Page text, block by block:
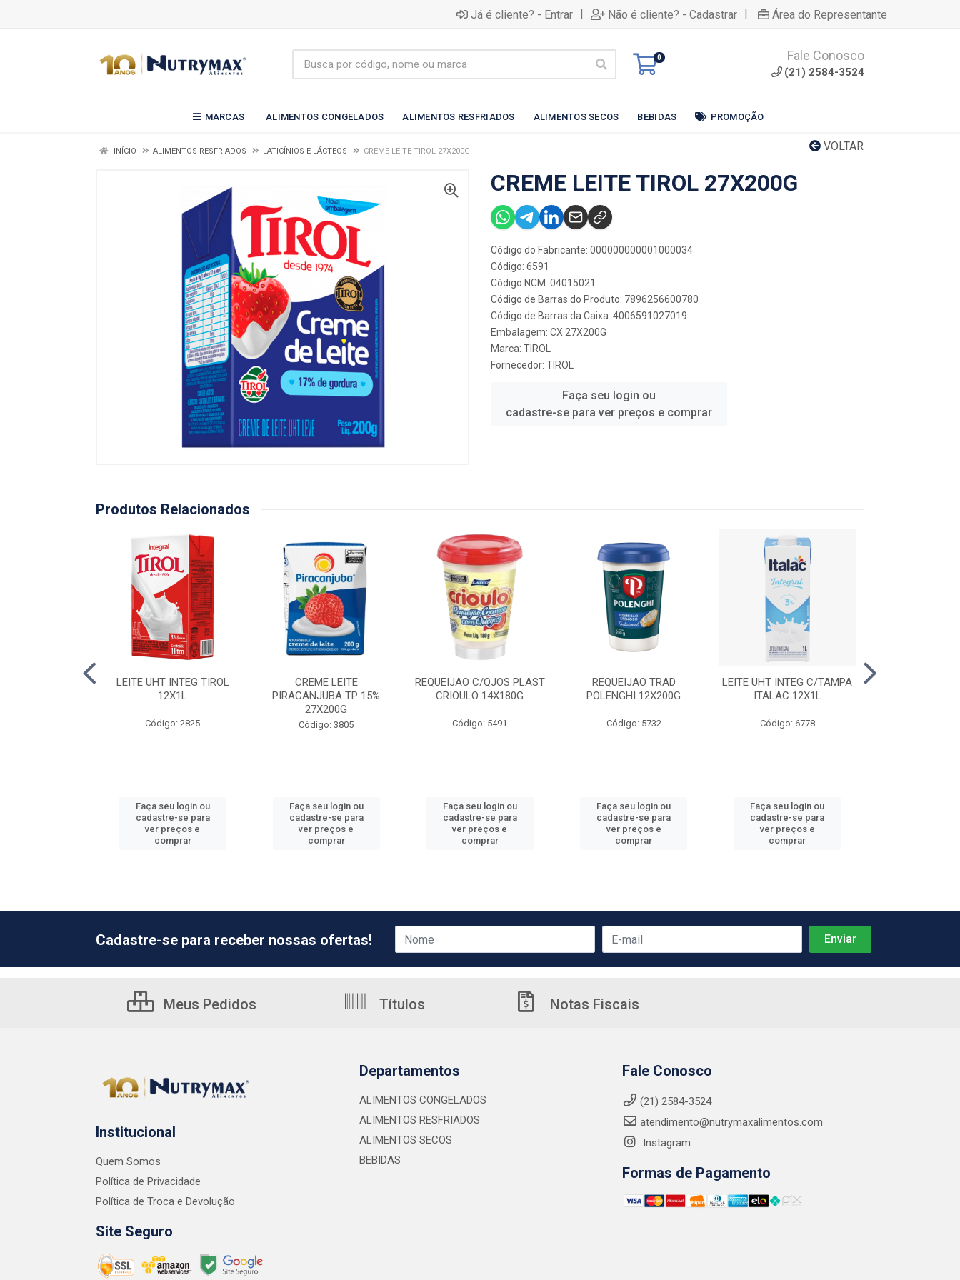
Já é cliente? - Entrar | Não é cliente? - Cadastrar | Área do Representante
0 Fale Conosco
(21) 2584-3524
MARCAS ALIMENTOS CONGELADOS ALIMENTOS RESFRIADOS ALIMENTOS SECOS BEBIDAS PROMOÇÃO
VOLTAR
INÍCIO ALIMENTOS RESFRIADOS LATICÍNIOS E LÁCTEOS CREME LEITE TIROL 27X200G
CREME LEITE TIROL 27X200G
Código do Fabricante: 000000000001000034
Código: 6591
Código NCM: 04015021
Código de Barras do Produto: 7896256600780
Código de Barras da Caixa: 4006591027019
Embalagem: CX 27X200G
Marca: TIROL
Fornecedor: TIROL
Faça seu login ou
cadastre-se para ver preços e comprar
Produtos Relacionados
LEITE UHT INTEG TIROL
12X1L
Código: 2825
Faça seu login ou
cadastre-se para
ver preços e
comprar
CREME LEITE
PIRACANJUBA TP 15%
27X200G
Código: 3805
Faça seu login ou
cadastre-se para
ver preços e
comprar
REQUEIJAO C/QJOS PLAST
CRIOULO 14X180G
Código: 5491
Faça seu login ou
cadastre-se para
ver preços e
comprar
REQUEIJAO TRAD
POLENGHI 12X200G
Código: 5732
Faça seu login ou
cadastre-se para
ver preços e
comprar
LEITE UHT INTEG C/TAMPA
ITALAC 12X1L
Código: 6778
Faça seu login ou
cadastre-se para
ver preços e
comprar
Cadastre-se para receber nossas ofertas!
Meus Pedidos Títulos Notas Fiscais
Institucional
Quem Somos
Política de Privacidade
Política de Troca e Devolução
Site Seguro
Departamentos
ALIMENTOS CONGELADOS
ALIMENTOS RESFRIADOS
ALIMENTOS SECOS
BEBIDAS
Fale Conosco
(21) 2584-3524
atendimento@nutrymaxalimentos.com
Instagram
Formas de Pagamento